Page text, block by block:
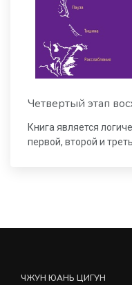
Четвертый этап
Книга является
первой, второй и
ЧЖУН ЮАНЬ ЦИГУН